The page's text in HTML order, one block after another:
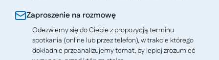
Zaproszenie na rozmowę
Odezwiemy się do Ciebie z propozycją terminu
spotkania (online lub przez telefon), w trakcie którego
dokładnie przeanalizujemy temat, by lepiej zrozumieć